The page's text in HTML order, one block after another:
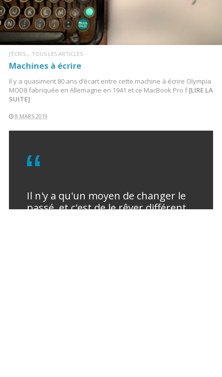
J'ÉCRIS TOUS LES ARTICLES
Machines à écrire
Il y a quasiment 80 ans d’écart entre cette machine à écrire Olympia
MOD8 fabriquée en Allemagne en 1941 et ce MacBook Pro f[LIRE LA
SUITE]
8 MARS 2019
Il n'y a qu'un moyen de changer le
passé, et c'est de le rêver différent.